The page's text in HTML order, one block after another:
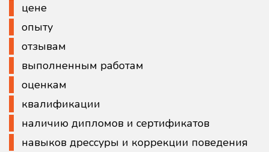
цене
опыту
отзывам
выполненным работам
оценкам
квалификации
наличию дипломов и сертификатов
навыков дрессуры и коррекции поведения